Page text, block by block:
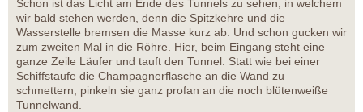
Schon ist das Licht am Ende des Tunnels zu sehen, in welchem
wir bald stehen werden, denn die Spitzkehre und die
Wasserstelle bremsen die Masse kurz ab. Und schon gucken wir
zum zweiten Mal in die Röhre. Hier, beim Eingang steht eine
ganze Zeile Läufer und tauft den Tunnel. Statt wie bei einer
Schiffstaufe die Champagnerflasche an die Wand zu
schmettern, pinkeln sie ganz profan an die noch blütenweiße
Tunnelwand.